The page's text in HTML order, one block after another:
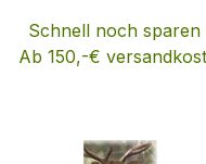
Zum Hauptinhalt
Schnell noch
Ab 150,-€